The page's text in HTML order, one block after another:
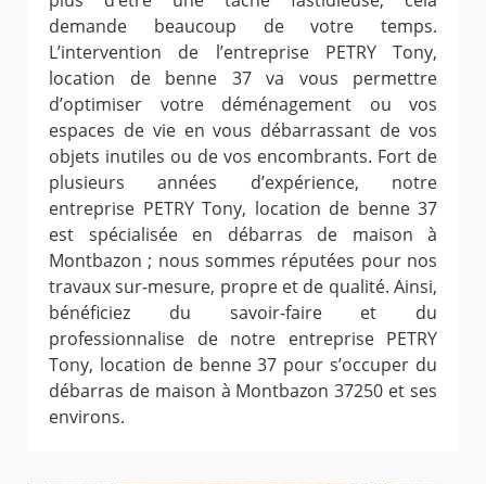
demande beaucoup de votre temps.
L’intervention de l’entreprise PETRY Tony,
location de benne 37 va vous permettre
d’optimiser votre déménagement ou vos
espaces de vie en vous débarrassant de vos
objets inutiles ou de vos encombrants. Fort de
plusieurs années d’expérience, notre
entreprise PETRY Tony, location de benne 37
est spécialisée en débarras de maison à
Montbazon ; nous sommes réputées pour nos
travaux sur-mesure, propre et de qualité. Ainsi,
bénéficiez du savoir-faire et du
professionnalise de notre entreprise PETRY
Tony, location de benne 37 pour s’occuper du
débarras de maison à Montbazon 37250 et ses
environs.